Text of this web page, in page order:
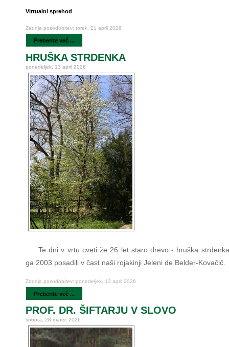
Virtualni sprehod
Zadnja posodobitev: torek, 21 april 2026
Preberite več ...
HRUŠKA STRDENKA
ponedeljek, 13 april 2026
Te dni v vrtu cveti že 26 let staro drevo - hruška
ga 2003 posadili v čast naši rojakinji Jeleni de Belder-Kovačič.
Zadnja posodobitev: ponedeljek, 13 april 2026
Preberite več ...
PROF. DR. ŠIFTARJU V SLOVO
sobota, 28 marec 2026